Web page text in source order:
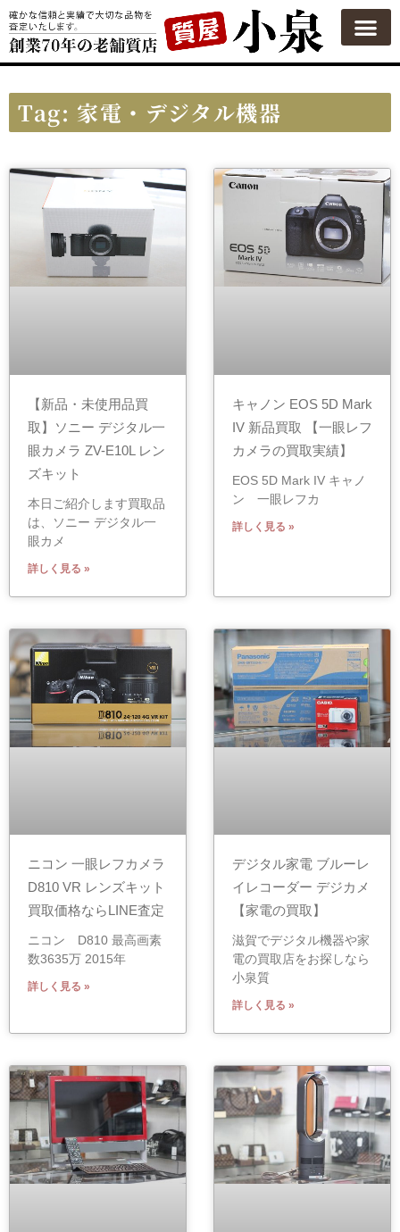
Tag: 家電・デジタル機器
【新品・未使用品買
取】ソニー デジタル一
眼カメラ ZV-E10L レン
ズキット
本日ご紹介します買取品
は、ソニー デジタル一
眼カメ
詳しく見る »
キャノン EOS 5D Mark
IV 新品買取 【一眼レフ
カメラの買取実績】
EOS 5D Mark IV キャノ
ン 一眼レフカ
詳しく見る »
ニコン 一眼レフカメラ
D810 VR レンズキット
買取価格ならLINE査定
ニコン D810 最高画素
数3635万 2015年
詳しく見る »
デジタル家電 ブルーレ
イレコーダー デジカメ
【家電の買取】
滋賀でデジタル機器や家
電の買取店をお探しなら
小泉質
詳しく見る »